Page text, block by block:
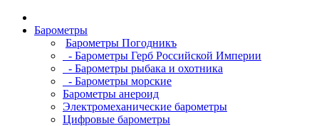
Барометры
Барометры Погодникъ
- Барометры Герб Российской Империи
- Барометры рыбака и охотника
- Барометры морские
Барометры анероид
Электромеханические барометры
Цифровые барометры